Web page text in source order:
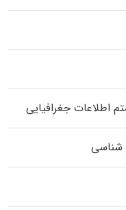
اطلاعات جغرافیایی
شناسی